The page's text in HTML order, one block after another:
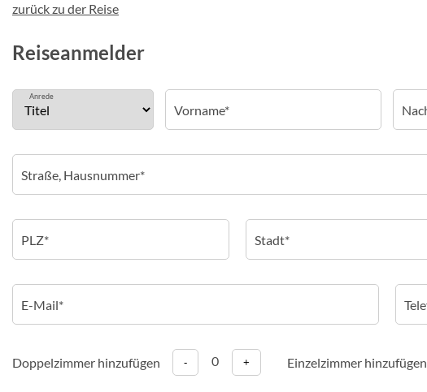
zurück zu der Reise
Reiseanmelder
Anrede
Doppelzimmer hinzufügen - 0 + Einzelzimmer hinzufügen